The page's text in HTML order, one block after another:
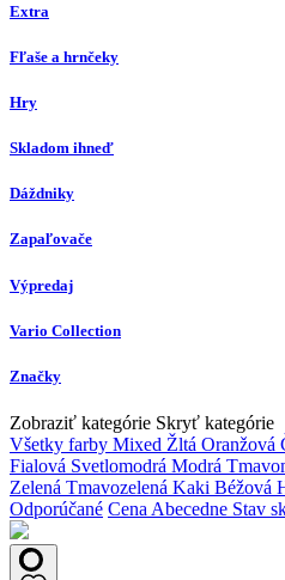
Extra
Fľaše a hrnčeky
Hry
Skladom ihneď
Dáždniky
Zapaľovače
Výpredaj
Vario Collection
Značky
Zobraziť kategórie Skryť kategórie
Všetky farby Mixed Žltá Oranžová
Fialová Svetlomodrá Modrá
Zelená Tmavozelená Kaki Béžová
Odporúčané Cena Abecedne Stav